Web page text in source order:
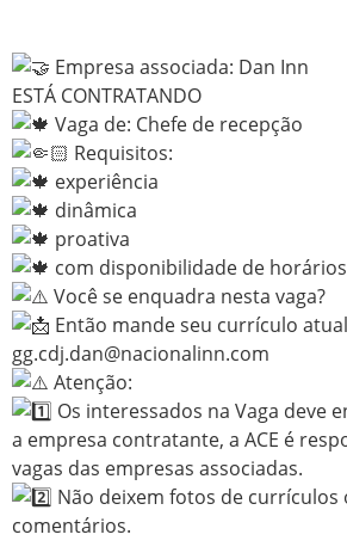
Empresa associada: Dan Inn
ESTÁ CONTRATANDO
Vaga de: Chefe de recepção
Requisitos:
experiência
dinâmica
proativa
com disponibilidade de horários
Você se enquadra nesta vaga?
Então mande seu currículo
gg.cdj.dan@nacionalinn.com
Atenção:
Os interessados na Vaga deve
a empresa contratante, a ACE é
vagas das empresas associadas.
Não deixem fotos de
comentários.